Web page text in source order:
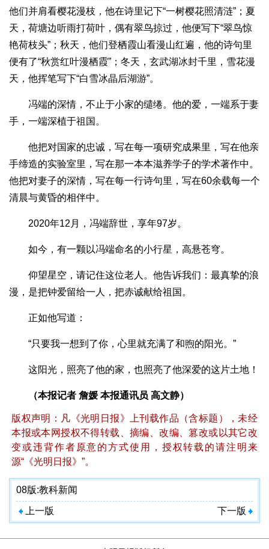
他们并肩看樱花漫枝，他在诗里记下“一树樱花照清涟”；夏
天，荷塘边听雨打荷叶，偶有翠鸟掠过，他便写下“翠鸟惊
艳荷枝头”；秋天，他们登栖霞山看漫山红遍，他的诗句里
便有了“秋赏红叶漫栖霞”；冬天，玄武湖冰封千里，雪花漫
天，他挥笔写下“白雪冰晶后湖游”。
冯端的深情，不止于小家的缱绻。他的爱，一端系于妻
手，一端深植于祖国。
他把对国家的忠诚，写在每一项研究成果里，写在他亲
手缔造的实验室里，写在那一本本滋养学子的学术著作中。
他把对妻子的深情，写在每一行诗句里，写在60余载每一个
清晨与黄昏的相伴中。
2020年12月，冯端辞世，享年97岁。
如今，有一颗以冯端命名的小行星，高悬苍穹。
仰望星空，请记住这位老人。他告诉我们：最真挚的浪
漫，是把钟爱留给一人，把赤诚献给祖国。
正如他写道：
“只要我一想到了你，心里就充满了和煦的阳光。”
这阳光，照亮了他的家，也照亮了他深爱的这片土地！
（本报记者 詹媛 本报通讯员 高文静）
版权声明：凡《光明日报》上刊载作品（含标题），未经
本报或本网授权不得转载、摘编、改编、篡改或以其它改
变或违背作者原意的方式使用，授权转载的请注明来
源“《光明日报》”。
08版:教科新闻
上一版 下一版